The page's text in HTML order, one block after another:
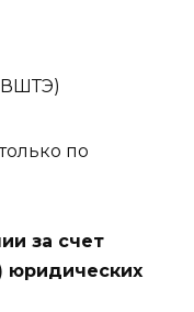
ВШТЭ)
по
за счет
юридических